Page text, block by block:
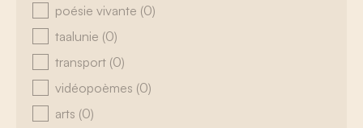
poésie vivante (0)
taalunie (0)
transport (0)
vidéopoèmes (0)
arts (0)